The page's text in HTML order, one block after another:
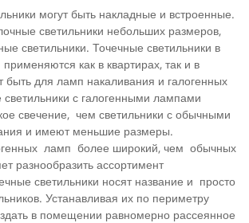
могут быть накладные и встроенные.
светильники небольших размеров,
светильники. Точечные светильники в
как в квартирах, так и в
для ламп накаливания и галогенных
с галогенными лампами
свечение, чем светильники с обычными
и имеют меньшие размеры.
ламп более широкий, чем обычных
разнообразить ассортимент
светильники носят название и просто
Устанавливая их по периметру
в помещении равномерно рассеянное